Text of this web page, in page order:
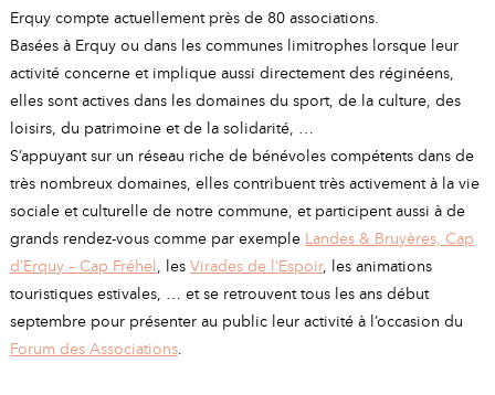
DE
LA
M
AI
RIE
Erquy compte actuellement près de 80 associations.
Basées à Erquy ou dans les communes limitrophes lorsque leur
activité concerne et implique aussi directement des réginéens,
elles sont actives dans les domaines du sport, de la culture, des
loisirs, du patrimoine et de la solidarité, …
S’appuyant sur un réseau riche de bénévoles compétents dans de
très nombreux domaines, elles contribuent très activement à la vie
sociale et culturelle de notre commune, et participent aussi à de
grands rendez-vous comme par exemple Landes & Bruyères, Cap
d’Erquy – Cap Fréhel , les Virades de l’Espoir, les animations
touristiques estivales, … et se retrouvent tous les ans début
septembre pour présenter au public leur activité à l’occasion du
Forum des Associations.